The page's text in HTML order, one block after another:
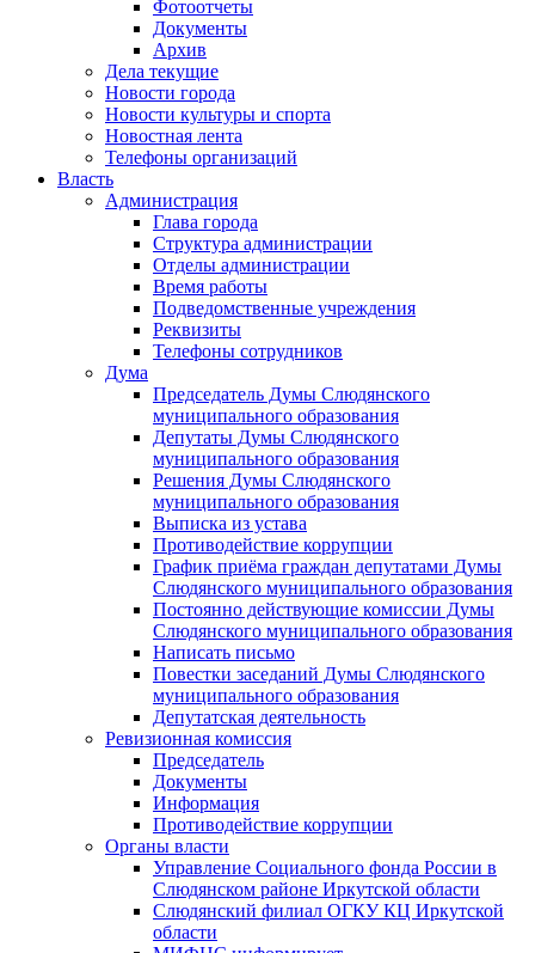
Фотоотчеты
Документы
Архив
Дела текущие
Новости города
Новости культуры и спорта
Новостная лента
Телефоны организаций
Власть
Администрация
Глава города
Структура администрации
Отделы администрации
Время работы
Подведомственные учреждения
Реквизиты
Телефоны сотрудников
Дума
Председатель Думы Слюдянского
муниципального образования
Депутаты Думы Слюдянского
муниципального образования
Решения Думы Слюдянского
муниципального образования
Выписка из устава
Противодействие коррупции
График приёма граждан депутатами Думы
Слюдянского муниципального образования
Постоянно действующие комиссии Думы
Слюдянского муниципального образования
Написать письмо
Повестки заседаний Думы Слюдянского
муниципального образования
Депутатская деятельность
Ревизионная комиссия
Председатель
Документы
Информация
Противодействие коррупции
Органы власти
Управление Социального фонда России в
Слюдянском районе Иркутской области
Слюдянский филиал ОГКУ КЦ Иркутской
области